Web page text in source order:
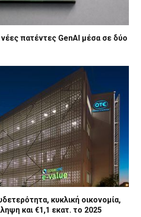
πατέντες GenAI μέσα σε δύο
κυκλική οικονομία,
και €1,1 εκατ. το 2025